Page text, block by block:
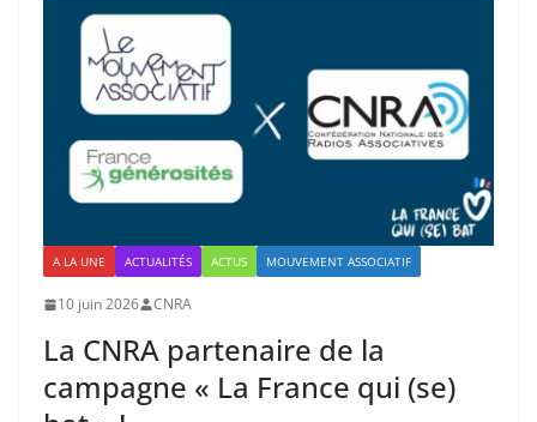
A LA UNE ACTUALITÉS ACTUS MOUVEMENT ASSOCIATIF
10 juin 2026 CNRA
La CNRA partenaire de la
campagne « La France qui (se)